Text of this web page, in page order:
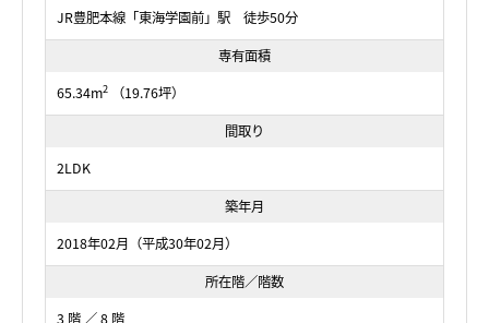
JR豊肥本線「東海学園前」駅 徒歩50分
専有面積
65.34m2
（19.76坪）
間取り
2LDK
築年月
2018年02月（平成30年02月）
所在階／階数
3 階 ／ 8 階